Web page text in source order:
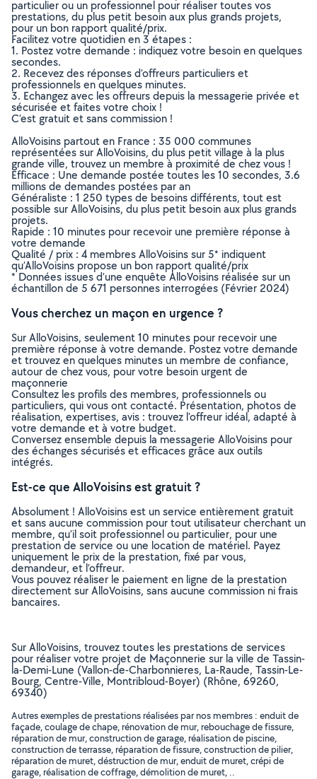
particulier ou un professionnel pour réaliser toutes vos
prestations, du plus petit besoin aux plus grands projets,
pour un bon rapport qualité/prix.
Facilitez votre quotidien en 3 étapes :
1. Postez votre demande : indiquez votre besoin en quelques
secondes.
2. Recevez des réponses d’offreurs particuliers et
professionnels en quelques minutes.
3. Echangez avec les offreurs depuis la messagerie privée et
sécurisée et faites votre choix !
C’est gratuit et sans commission !
AlloVoisins partout en France : 35 000 communes
représentées sur AlloVoisins, du plus petit village à la plus
grande ville, trouvez un membre à proximité de chez vous !
Efficace : Une demande postée toutes les 10 secondes, 3.6
millions de demandes postées par an
Généraliste : 1 250 types de besoins différents, tout est
possible sur AlloVoisins, du plus petit besoin aux plus grands
projets.
Rapide : 10 minutes pour recevoir une première réponse à
votre demande
Qualité / prix : 4 membres AlloVoisins sur 5* indiquent
qu’AlloVoisins propose un bon rapport qualité/prix
* Données issues d’une enquête AlloVoisins réalisée sur un
échantillon de 5 671 personnes interrogées (Février 2024)
Vous cherchez un maçon en urgence ?
Sur AlloVoisins, seulement 10 minutes pour recevoir une
première réponse à votre demande. Postez votre demande
et trouvez en quelques minutes un membre de confiance,
autour de chez vous, pour votre besoin urgent de
maçonnerie
Consultez les profils des membres, professionnels ou
particuliers, qui vous ont contacté. Présentation, photos de
réalisation, expertises, avis : trouvez l'offreur idéal, adapté à
votre demande et à votre budget.
Conversez ensemble depuis la messagerie AlloVoisins pour
des échanges sécurisés et efficaces grâce aux outils
intégrés.
Est-ce que AlloVoisins est gratuit ?
Absolument ! AlloVoisins est un service entièrement gratuit
et sans aucune commission pour tout utilisateur cherchant un
membre, qu’il soit professionnel ou particulier, pour une
prestation de service ou une location de matériel. Payez
uniquement le prix de la prestation, fixé par vous,
demandeur, et l’offreur.
Vous pouvez réaliser le paiement en ligne de la prestation
directement sur AlloVoisins, sans aucune commission ni frais
bancaires.
Sur AlloVoisins, trouvez toutes les prestations de services
pour réaliser votre projet de Maçonnerie sur la ville de Tassin-
la-Demi-Lune (Vallon-de-Charbonnieres, La-Raude, Tassin-Le-
Bourg, Centre-Ville, Montribloud-Boyer) (Rhône, 69260,
69340)
Autres exemples de prestations réalisées par nos membres : enduit de
façade, coulage de chape, rénovation de mur, rebouchage de fissure,
réparation de mur, construction de garage, réalisation de piscine,
construction de terrasse, réparation de fissure, construction de pilier,
réparation de muret, déstruction de mur, enduit de muret, crépi de
garage, réalisation de coffrage, démolition de muret, ..